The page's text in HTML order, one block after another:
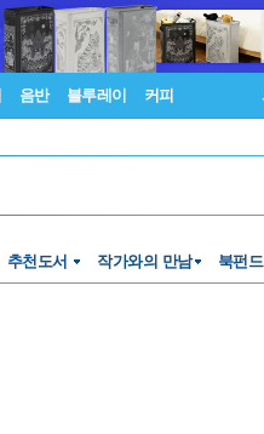
음반 블루레이 커피
추천도서 작가와의 만남 북펀드